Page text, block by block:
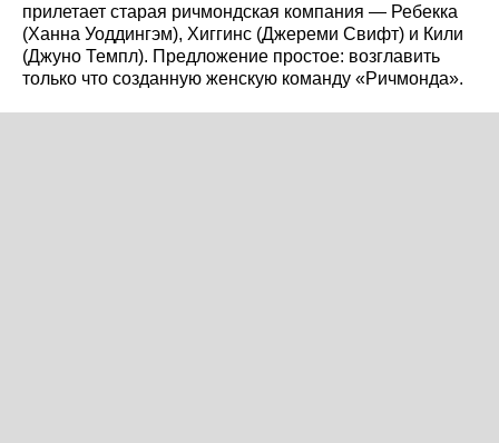
прилетает старая ричмондская компания — Ребекка
(Ханна Уоддингэм), Хиггинс (Джереми Свифт) и Кили
(Джуно Темпл). Предложение простое: возглавить
только что созданную женскую команду «Ричмонда».